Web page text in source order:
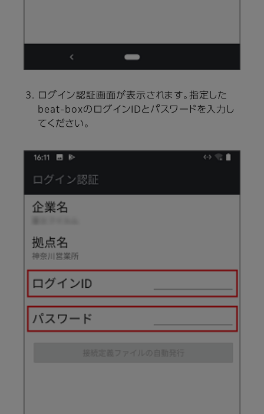
ログイン認証画面が表示されます。指定した
beat-boxのログインIDとパスワードを入力し
てください。